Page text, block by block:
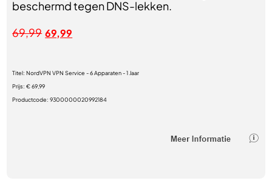
beschermd tegen DNS-lekken.
69,99 69,99
Titel:NordVPN VPN Service - 6 Apparaten - 1 Jaar
Prijs:€ 69,99
Productcode:9300000020992184